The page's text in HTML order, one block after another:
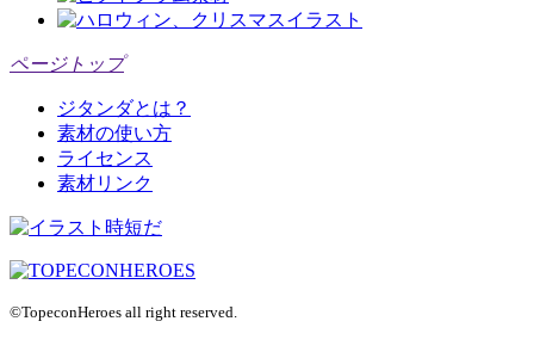
ページトップ
ジタンダとは？
素材の使い方
ライセンス
素材リンク
©TopeconHeroes all right reserved.